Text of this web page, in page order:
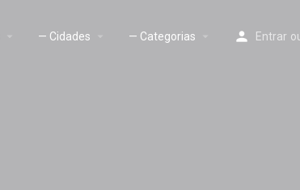
— Cidades — Categorias Entrar